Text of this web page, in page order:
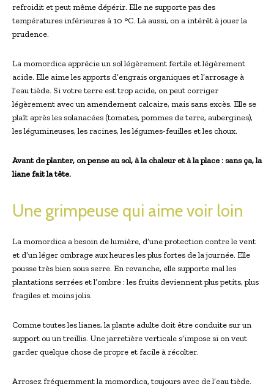
refroidit et peut même dépérir. Elle ne supporte pas des
températures inférieures à 10 °C. Là aussi, on a intérêt à jouer la
prudence.
La momordica apprécie un sol légèrement fertile et légèrement
acide. Elle aime les apports d’engrais organiques et l’arrosage à
l’eau tiède. Si votre terre est trop acide, on peut corriger
légèrement avec un amendement calcaire, mais sans excès. Elle se
plaît après les solanacées (tomates, pommes de terre, aubergines),
les légumineuses, les racines, les légumes-feuilles et les choux.
Avant de planter, on pense au sol, à la chaleur et à la place : sans ça, la
liane fait la tête.
Une grimpeuse qui aime voir loin
La momordica a besoin de lumière, d’une protection contre le vent
et d’un léger ombrage aux heures les plus fortes de la journée. Elle
pousse très bien sous serre. En revanche, elle supporte mal les
plantations serrées et l’ombre : les fruits deviennent plus petits, plus
fragiles et moins jolis.
Comme toutes les lianes, la plante adulte doit être conduite sur un
support ou un treillis. Une jarretière verticale s’impose si on veut
garder quelque chose de propre et facile à récolter.
Arrosez fréquemment la momordica, toujours avec de l’eau tiède.